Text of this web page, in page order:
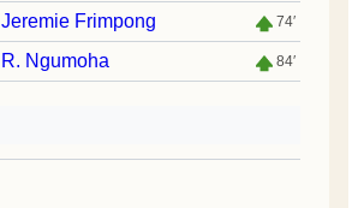
Jeremie Frimpong 74′
R. Ngumoha 84′